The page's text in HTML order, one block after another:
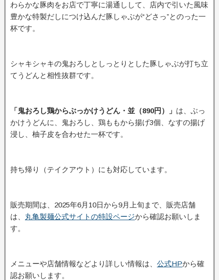
わらかな豚肉をお店で丁寧に湯通しして、店内で引いた風味
豊かな特製だしにつけ込んだ豚しゃぶが“どさっ”とのった一
杯です。
シャキシャキの鬼おろしとしっとりとした豚しゃぶが打ち立
てうどんと相性抜群です。
「鬼おろし鶏からぶっかけうどん・並（890円）」 は、ぶっ
かけうどんに、鬼おろし、鶏ももから揚げ3個、なすの揚げ
浸し、柚子皮を合わせた一杯です。
持ち帰り（テイクアウト）にも対応しています。
販売期間は、2025年6月10日から9月上旬まで、販売店舗
は、 丸亀製麺公式サイトの特設ページから確認お願いしま
す。
メニューや店舗情報などより詳しい情報は、 公式HPから確
認お願いします。